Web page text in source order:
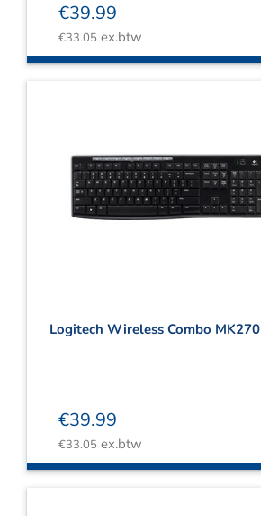
€39.99
€33.05 ex.btw
Logitech Wireless Combo MK270
€39.99
€33.05 ex.btw